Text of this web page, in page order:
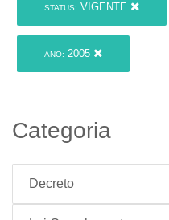
STATUS: VIGENTE
ANO: 2005
Categoria
Decreto